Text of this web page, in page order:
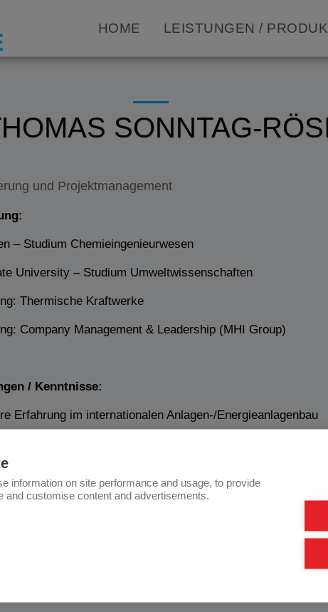
HOME LEISTUNGEN /
SONNTAG-
und Projektmanagement
– Studium Chemieingenieurwesen
University – Studium Umweltwissenschaften
Thermische Kraftwerke
Company Management & Leadership (MHI Group)
/ Kenntnisse:
Erfahrung im internationalen Anlagen-/Energieanlagenbau
und Projektmanagement
thermische Kraftwerke (Kohle, Gas), GTCC/OCGT,
information on site performance and usage, to provide
customise content and advertisements.